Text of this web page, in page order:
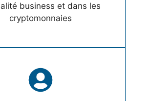
business et dans les
cryptomonnaies